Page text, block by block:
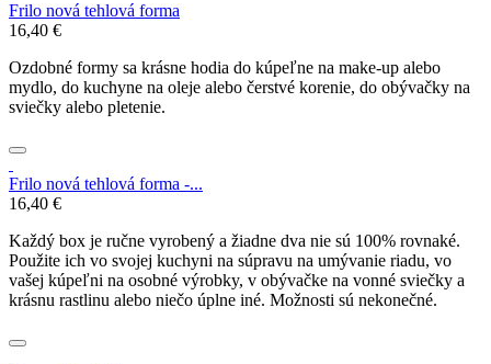
Frilo nová tehlová forma
16,40 €
Ozdobné formy sa krásne hodia do kúpeľne na make-up alebo
mydlo, do kuchyne na oleje alebo čerstvé korenie, do obývačky na
sviečky alebo pletenie.
Frilo nová tehlová forma -...
16,40 €
Každý box je ručne vyrobený a žiadne dva nie sú 100% rovnaké.
Použite ich vo svojej kuchyni na súpravu na umývanie riadu, vo
vašej kúpeľni na osobné výrobky, v obývačke na vonné sviečky a
krásnu rastlinu alebo niečo úplne iné. Možnosti sú nekonečné.